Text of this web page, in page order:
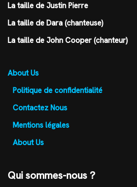
La taille de Justin Pierre
La taille de Dara (chanteuse)
La taille de John Cooper (chanteur)
About Us
Politique de confidentialité
Contactez Nous
Mentions légales
About Us
Qui sommes-nous ?